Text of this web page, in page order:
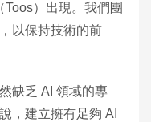
）出現。我們團
以保持技術的前
缺乏 AI 領域的專
，建立擁有足夠 AI